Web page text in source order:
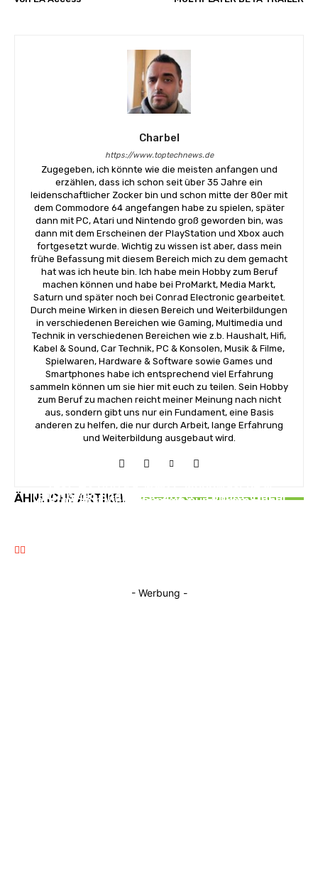
Charbel
https://www.toptechnews.de
Zugegeben, ich könnte wie die meisten anfangen und
erzählen, dass ich schon seit über 35 Jahre ein
leidenschaftlicher Zocker bin und schon mitte der 80er mit
dem Commodore 64 angefangen habe zu spielen, später
dann mit PC, Atari und Nintendo groß geworden bin, was
dann mit dem Erscheinen der PlayStation und Xbox auch
fortgesetzt wurde. Wichtig zu wissen ist aber, dass mein
frühe Befassung mit diesem Bereich mich zu dem gemacht
hat was ich heute bin. Ich habe mein Hobby zum Beruf
machen können und habe bei ProMarkt, Media Markt,
Saturn und später noch bei Conrad Electronic gearbeitet.
Durch meine Wirken in diesen Bereich und Weiterbildungen
in verschiedenen Bereichen wie Gaming, Multimedia und
Technik in verschiedenen Bereichen wie z.b. Haushalt, Hifi,
Kabel & Sound, Car Technik, PC & Konsolen, Musik & Filme,
Spielwaren, Hardware & Software sowie Games und
Smartphones habe ich entsprechend viel Erfahrung
sammeln können um sie hier mit euch zu teilen. Sein Hobby
zum Beruf zu machen reicht meiner Meinung nach nicht
aus, sondern gibt uns nur ein Fundament, eine Basis
anderen zu helfen, die nur durch Arbeit, lange Erfahrung
und Weiterbildung ausgebaut wird.
ÄHNLICHE ARTIKEL
Review: Dreame X60 Pro Ultra Complete im
erstaunlich viel Technik in nur 8,9 cm Höhe
THQ Nordic Showcase 2026 – Erhaltet mehr
Ubisoft feiert das 25-jährige Jubiläum der
- Werbung -